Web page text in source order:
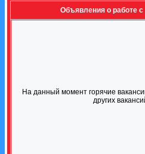
Объявления о работе с
На данный момент горячие
других